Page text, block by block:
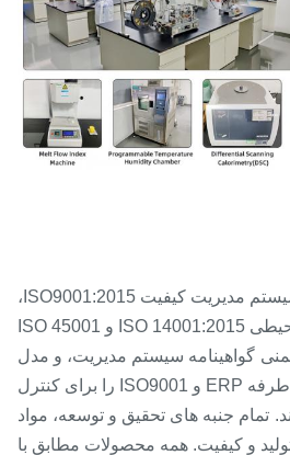
این شرکت دارای سیستم مدیریت کیفیت ISO9001:2015،
سیستم مدیریت زیست محیطی ISO 14001:2015 و ISO 45001
گواهینامه سیستم مدیریت، و مدل
ترکیبی استاندارد دو طرفه ERP و ISO9001 را برای کنترل
جنبه های تحقیق و توسعه، مواد
و کیفیت. همه محصولات مطابق با